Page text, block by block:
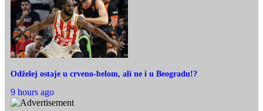
Odželej ostaje u crveno-belom, ali ne i u Beogradu!?
9 hours ago